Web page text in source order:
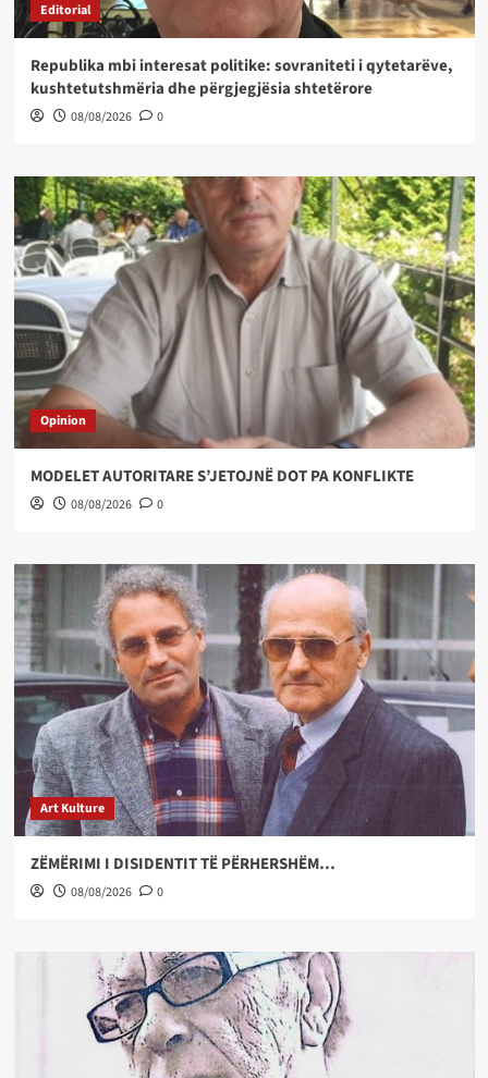
Editorial
Republika mbi interesat politike: sovraniteti i qytetarëve,
kushtetutshmëria dhe përgjegjësia shtetërore
08/08/2026 0
Opinion
MODELET AUTORITARE S’JETOJNË DOT PA KONFLIKTE
08/08/2026 0
Art Kulture
ZËMËRIMI I DISIDENTIT TË PËRHERSHËM…
08/08/2026 0